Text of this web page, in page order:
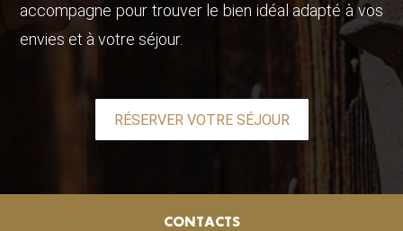
accompagne pour trouver le bien idéal adapté à vos
envies et à votre séjour.
RÉSERVER VOTRE SÉJOUR
CONTACTS